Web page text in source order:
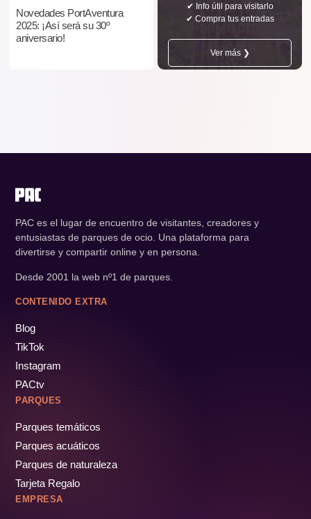
Novedades PortAventura
2025: ¡Así será su 30º
aniversario!
✔ Info útil para visitarlo
✔ Compra tus entradas
Ver más ❯
PAC es el lugar de encuentro de visitantes, creadores y
entusiastas de parques de ocio. Una plataforma para
divertirse y compartir online y en persona.
Desde 2001 la web nº1 de parques.
CONTENIDO EXTRA
Blog
TikTok
Instagram
PACtv
PARQUES
Parques temáticos
Parques acuáticos
Parques de naturaleza
Tarjeta Regalo
EMPRESA